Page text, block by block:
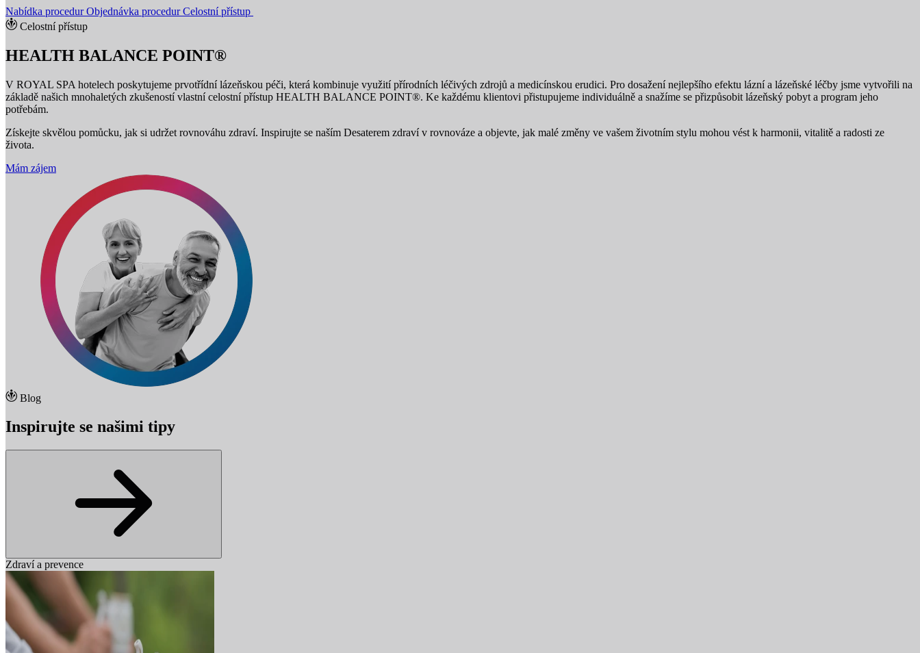
Nabídka procedurObjednávka procedurCelostní přístup
Celostní přístup
HEALTH BALANCE POINT®
V ROYAL SPA hotelech poskytujeme prvotřídní lázeňskou péči, která kombinuje využití přírodních léčivých zdrojů a medicínskou erudici. Pro dosažení nejlepšího efektu lázní a lázeňské léčby jsme vytvořili na
základě našich mnohaletých zkušeností vlastní celostní přístup HEALTH BALANCE POINT®. Ke každému klientovi přistupujeme individuálně a snažíme se přizpůsobit lázeňský pobyt a program jeho
potřebám.
Získejte skvělou pomůcku, jak si udržet rovnováhu zdraví. Inspirujte se naším Desaterem zdraví v rovnováze a objevte, jak malé změny ve vašem životním stylu mohou vést k harmonii, vitalitě a radosti ze
života.
Mám zájem
Blog
Inspirujte se našimi tipy
Zdraví a prevence